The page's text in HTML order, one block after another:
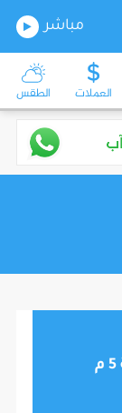
مباشر
العملات الطقس
موجز أخبار الساعة 5 م